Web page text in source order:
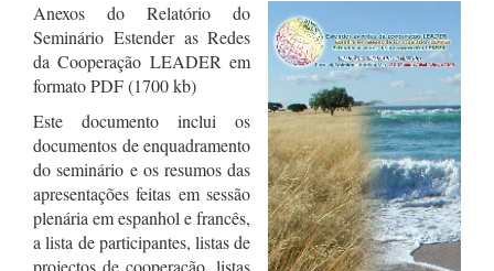
Anexos do Relatório do
Seminário Estender as Redes
da Cooperação LEADER em
formato PDF (1700 kb)
Este documento inclui os
documentos de enquadramento
do seminário e os resumos das
apresentações feitas em sessão
plenária em espanhol e francês,
a lista de participantes, listas de
projectos de cooperação, listas